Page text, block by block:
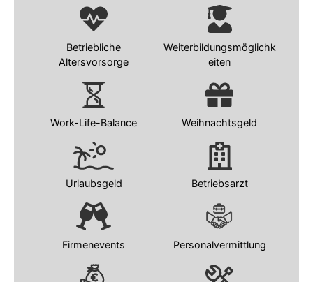
Betriebliche
Altersvorsorge
Weiterbildungsmöglichk
eiten
Work-Life-Balance Weihnachtsgeld
Urlaubsgeld Betriebsarzt
Firmenevents Personalvermittlung